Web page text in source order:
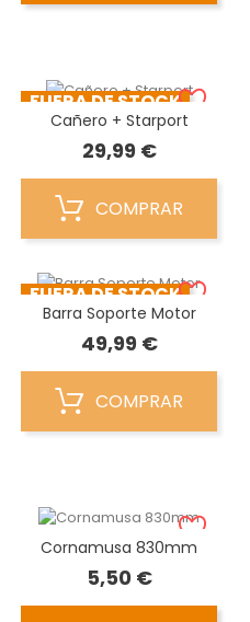
FUERA DE STOCK
Cañero + Starport
29,99 €Precio
COMPRAR
FUERA DE STOCK
Barra Soporte Motor
49,99 €Precio
COMPRAR
Cornamusa 830mm
5,50 €Precio